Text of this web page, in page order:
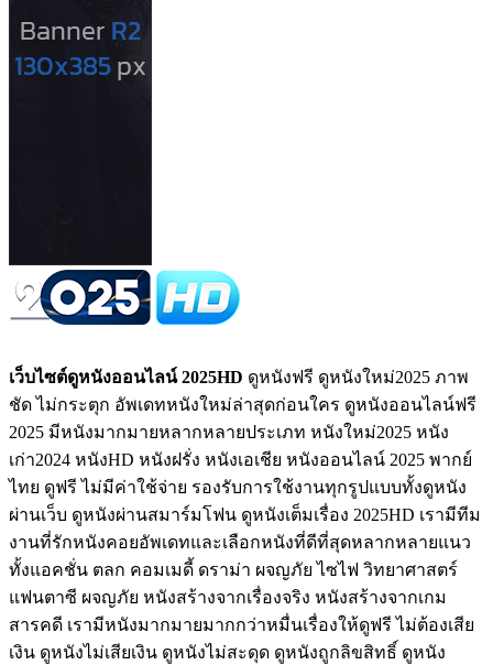
เว็บไซต์ดูหนังออนไลน์ 2025HD ดูหนังฟรี ดูหนังใหม่2025 ภาพ
ชัด ไม่กระตุก อัพเดทหนังใหม่ล่าสุดก่อนใคร ดูหนังออนไลน์ฟรี
2025 มีหนังมากมายหลากหลายประเภท หนังใหม่2025 หนัง
เก่า2024 หนังHD หนังฝรั่ง หนังเอเชีย หนังออนไลน์ 2025 พากย์
ไทย ดูฟรี ไม่มีค่าใช้จ่าย รองรับการใช้งานทุกรูปแบบทั้งดูหนัง
ผ่านเว็บ ดูหนังผ่านสมาร์มโฟน ดูหนังเต็มเรื่อง 2025HD เรามีทีม
งานที่รักหนังคอยอัพเดทและเลือกหนังที่ดีที่สุดหลากหลายแนว
ทั้งแอคชั่น ตลก คอมเมดี้ ดราม่า ผจญภัย ไซไฟ วิทยาศาสตร์
แฟนตาซี ผจญภัย หนังสร้างจากเรื่องจริง หนังสร้างจากเกม
สารคดี เรามีหนังมากมายมากกว่าหมื่นเรื่องให้ดูฟรี ไม่ต้องเสีย
เงิน ดูหนังไม่เสียเงิน ดูหนังไม่สะดุด ดูหนังถูกลิขสิทธิ์ ดูหนัง